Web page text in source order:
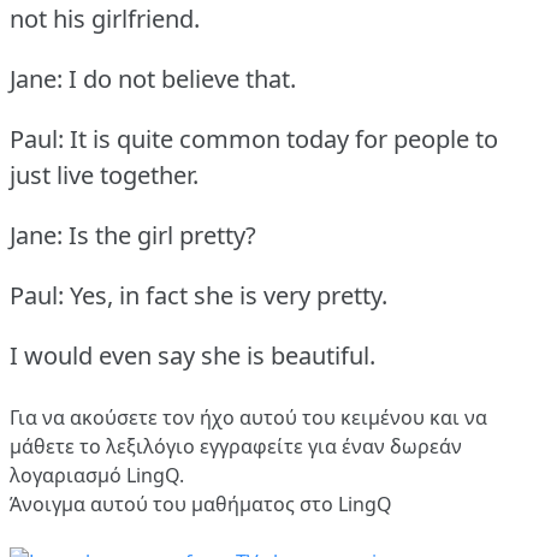
not his girlfriend.
Jane: I do not believe that.
Paul: It is quite common today for people to
just live together.
Jane: Is the girl pretty?
Paul: Yes, in fact she is very pretty.
I would even say she is beautiful.
Για να ακούσετε τον ήχο αυτού του κειμένου και να
μάθετε το λεξιλόγιο εγγραφείτε για έναν δωρεάν
λογαριασμό LingQ.
Άνοιγμα αυτού του μαθήματος στο LingQ